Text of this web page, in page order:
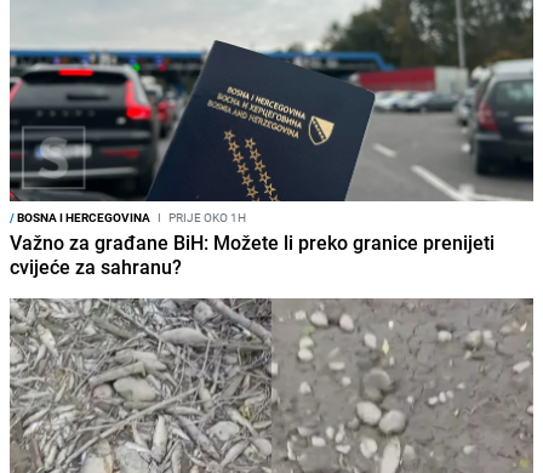
/BOSNA I HERCEGOVINA I PRIJE OKO 1H
Važno za građane BiH: Možete li preko granice prenijeti
cvijeće za sahranu?